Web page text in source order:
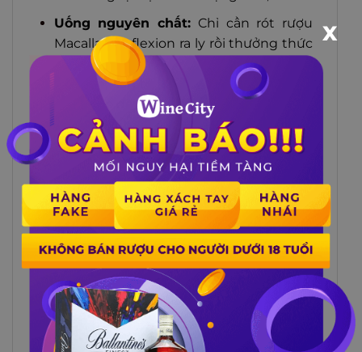
Uống nguyên chất: Chỉ cần rót rượu
Macallan Reflexion ra ly rồi thưởng thức
chậm rãi. Hương vị của rượu sẽ được giữ
nguyên, lan tỏa khắp vòm họng, để lại
dư vị kéo dài, êm dịu. Cách thưởng thức
này chỉ nên áp dụng với những chai có
nồng độ vừa phải tầm 40% như chai
rượu Macallan 12, vì nhà Macallan có
những chai nồng độ khá cao đấy nhé!
Bạn không nên bỏ quagiá
rượu Macallan 1824– dòng
sản phẩm tri ân đến từ nhà
Macallan
X